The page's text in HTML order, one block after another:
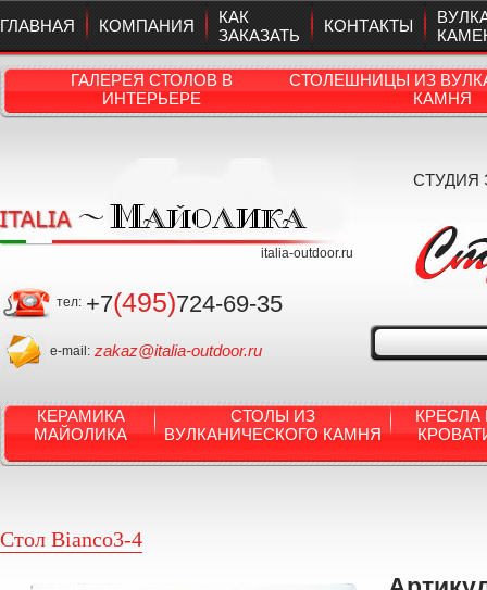
ГЛАВНАЯ КОМПАНИЯ
КАК
ЗАКАЗАТЬ
КОНТАКТЫ
ГАЛЕРЕЯ СТОЛОВ В
ИНТЕРЬЕРЕ
СТОЛЕШНИЦЫ ИЗ
КАМНЯ
italia-outdoor.ru
тел: +7(495)724-69-35
e-mail: zakaz@italia-outdoor.ru
СТУДИЯ
КЕРАМИКА
МАЙОЛИКА
СТОЛЫ ИЗ
ВУЛКАНИЧЕСКОГО КАМНЯ
КРЕСЛА
Стол Bianco3-4